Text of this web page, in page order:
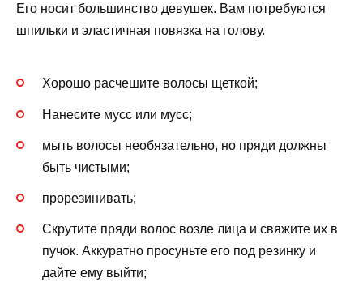
Его носит большинство девушек. Вам потребуются
шпильки и эластичная повязка на голову.
Хорошо расчешите волосы щеткой;
Нанесите мусс или мусс;
мыть волосы необязательно, но пряди должны
быть чистыми;
прорезинивать;
Скрутите пряди волос возле лица и свяжите их в
пучок. Аккуратно просуньте его под резинку и
дайте ему выйти;